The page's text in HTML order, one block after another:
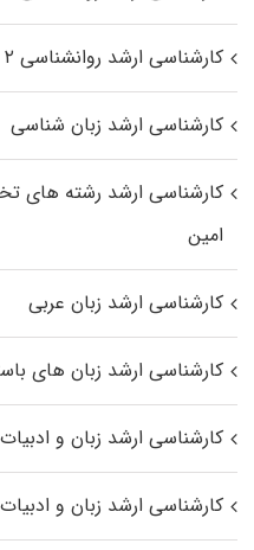
کارشناسی ارشد روانشناسی ۲
کارشناسی ارشد زبان شناسی
کارشناسی ارشد رﺷﺘﻪ ﻫﺎی
اﻣﻴﻦ
کارشناسی ارشد زبان عربی
کارشناسی ارشد زبان‌ های
کارشناسی ارشد زبان و
کارشناسی ارشد زبان و